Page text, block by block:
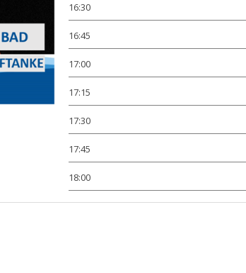
16:30
16:45
17:00
17:15
17:30
17:45
18:00